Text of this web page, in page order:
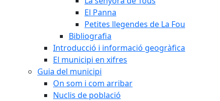
El Panna
Petites llegendes de La Fou
Bibliografia
Introducció i informació geogràfica
El municipi en xifres
Guia del municipi
On som i com arribar
Nuclis de població